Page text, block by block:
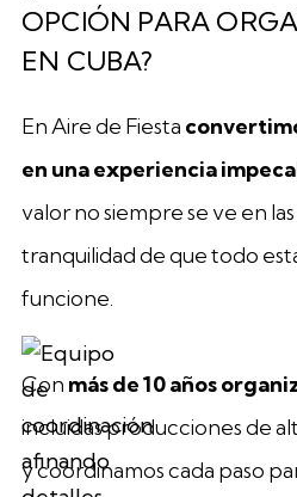
OPCIÓN PARA
EN CUBA?
En Aire de Fiesta
en una experiencia
valor no siempre se ve en
tranquilidad de que todo
funcione.
Con más de 10 años
incluidas producciones de
y coordinamos cada paso